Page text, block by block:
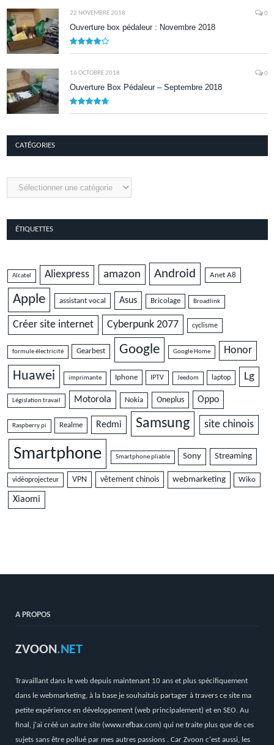
22 NOVEMBRE 2018 0
Ouverture box pédaleur : Novembre 2018
16 OCTOBRE 2018 0
Ouverture Box Pédaleur – Septembre 2018
CATÉGORIES
Catégories
ÉTIQUETTES
Alcatel Aliexpress amazon Android Anet A8
Apple assistant vocal Asus Bricolage Broadlink
Créer site internet Cyberpunk 2077 cyclisme
formule électricité Gearbest Google Google Home Honor
Huawei imprimante Iphone IPTV Jeedom laptop Lg
Législation travail Motorola Nokia Oneplus Oppo
Raspberry pi Realme Redmi Samsung site chinois
Smartphone Smartphone pliable Sony Streaming
vidéoprojecteur VPN vêtement chinois webmarketing Wiko
Xiaomi
A PROPOS
ZVOON.NET
Travaillant dans le web depuis maintenant 10 ans et plus spécifiquement
dans le webmarketing, à la base je souhaitais partager à travers ce site ma
petite expérience en développement (web principalement) et en SEO. Au
final, j'ai créé un autre site (www.refbax.com) qui ne traite plus que de ces
sujets sans être pollué par mes autres passions . Car Zvoon c'est aussi, les